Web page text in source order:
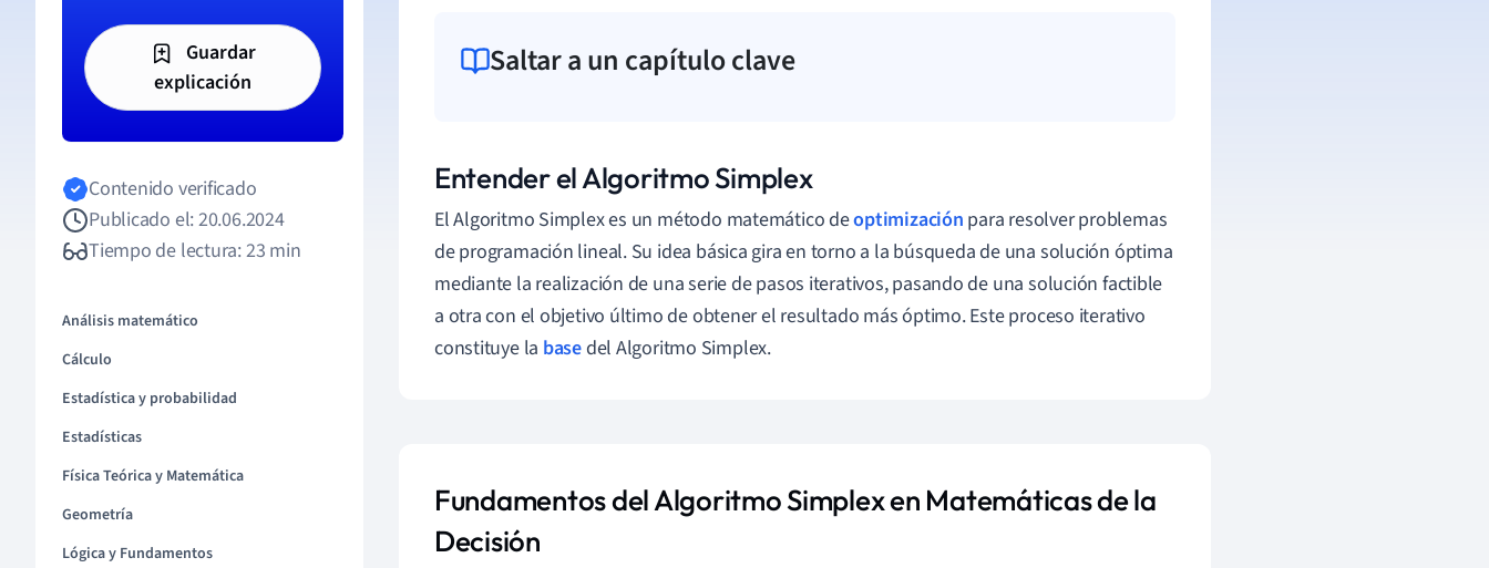
Guardar
explicación
Contenido verificado
Publicado el: 20.06.2024
Tiempo de lectura: 23 min
Análisis matemático
Cálculo
Estadística y probabilidad
Estadísticas
Física Teórica y Matemática
Geometría
Lógica y Fundamentos
Saltar a un capítulo clave
Entender el Algoritmo Simplex
El Algoritmo Simplex es un método matemático deoptimización para resolver problemas
de programación lineal. Su idea básica gira en torno a la búsqueda de una solución óptima
mediante la realización de una serie de pasos iterativos, pasando de una solución factible
a otra con el objetivo último de obtener el resultado más óptimo. Este proceso iterativo
constituye la basedel Algoritmo Simplex.
Fundamentos del Algoritmo Simplex en Matemáticas de la
Decisión